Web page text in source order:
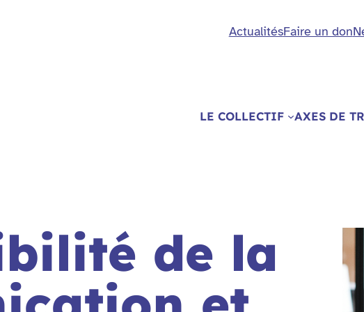
ActualitésFaire un don
LE COLLECTIF AXES DE
de la